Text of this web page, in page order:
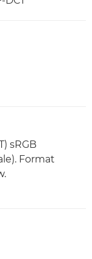
sRGB
Format